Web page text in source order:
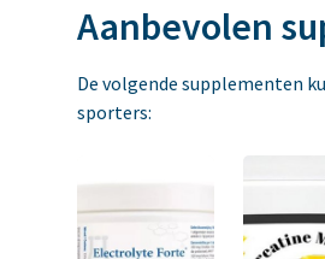
Aanbevolen
De volgende supplementen
sporters: